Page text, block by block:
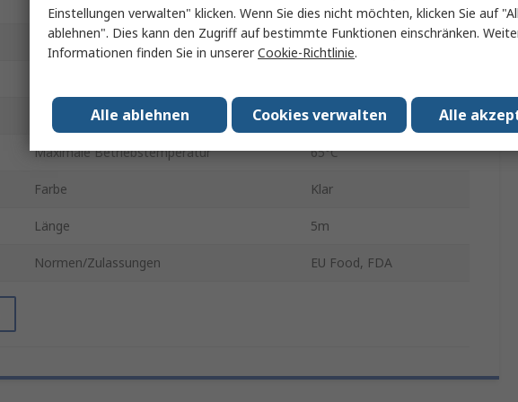
Verstärkungsmaterial Polyester
Material der Abdeckung Polyvinylchlorid
Vacupress Cristal
Maximale Betriebstemperatur 65°C
Farbe Klar
Länge 5m
Normen/Zulassungen EU Food, FDA
Einstellungen verwalten" klicken. Wenn Sie dies nicht möchten, klicken Sie auf
ablehnen". Dies kann den Zugriff auf bestimmte Funktionen einschränken.
Informationen finden Sie in unsererCookie-Richtlinie.
Alle
Cookies verwalten
Alle ablehnen